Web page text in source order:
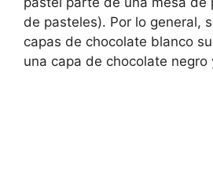
de pasteles). Por lo general,
capas de chocolate blanco
una capa de chocolate negro